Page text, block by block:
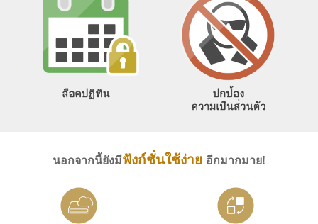
นอกจากนี้ยังมีฟังก์ชั่นใช้ง่าย อีกมากมาย!